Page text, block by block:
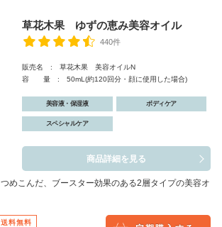
草花木果 ゆずの恵み美容オイル
440件
販売名 : 草花木果 美容オイルN
容 量 : 50mL(約120回分・顔に使用した場合)
美容液・保湿液 ボディケア
スペシャルケア
商品詳細を見る
めこんだ、ブースター効果のある2層タイプの美容オ
送料無料